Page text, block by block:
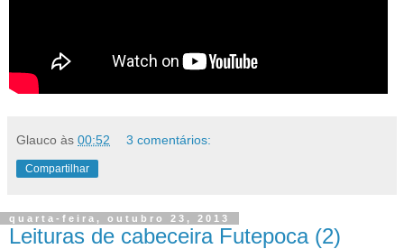
Glauco às 00:52 3 comentários:
Compartilhar
quarta-feira, outubro 23, 2013
Leituras de cabeceira Futepoca (2)